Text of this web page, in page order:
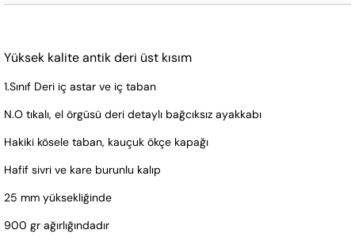
Yüksek kalite antik deri üst kısım
1.Sınıf Deri iç astar ve iç taban
N.O tıkalı, el örgüsü deri detaylı bağcıksız ayakkabı
Hakiki kösele taban, kauçuk ökçe kapağı
Hafif sivri ve kare burunlu kalıp
25 mm yüksekliğinde
900 gr ağırlığındadır